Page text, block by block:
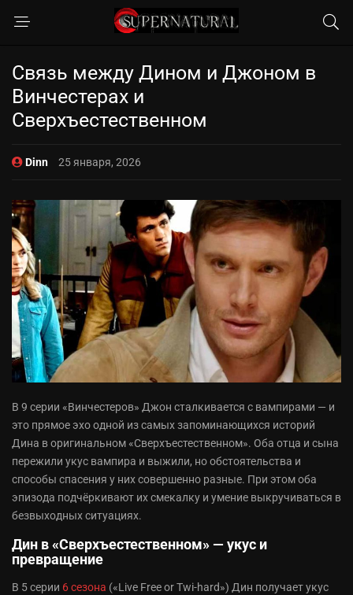
Связь между Дином и Джоном в
Винчестерах и
Сверхъестественном
Dinn 25 января, 2026
В 9 серии «Винчестеров» Джон сталкивается с вампирами — и
это прямое эхо одной из самых запоминающихся историй
Дина в оригинальном «Сверхъестественном». Оба отца и сына
пережили укус вампира и выжили, но обстоятельства и
способы спасения у них совершенно разные. При этом оба
эпизода подчёркивают их смекалку и умение выкручиваться в
безвыходных ситуациях.
Дин в «Сверхъестественном» — укус и
превращение
В 5 серии 6 сезона («Live Free or Twi-hard») Дин получает укус